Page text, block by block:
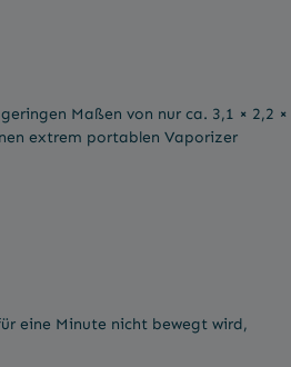
Maßen von nur ca. 3,1 × 2,2 ×
extrem portablen Vaporizer
eine Minute nicht bewegt wird,